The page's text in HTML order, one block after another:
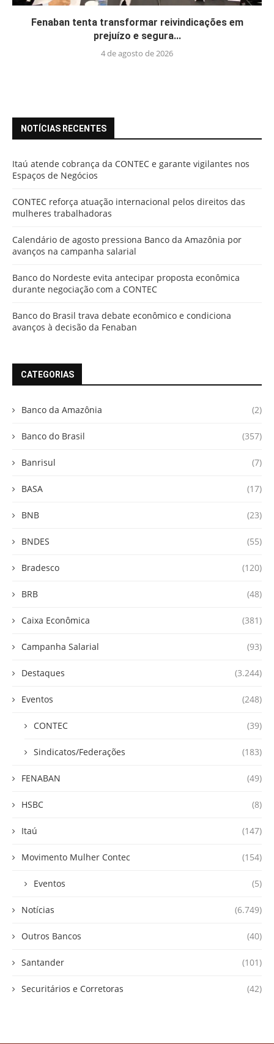
Fenaban tenta transformar reivindicações em
prejuízo e segura...
4 de agosto de 2026
NOTÍCIAS RECENTES
Itaú atende cobrança da CONTEC e garante vigilantes nos
Espaços de Negócios
CONTEC reforça atuação internacional pelos direitos das
mulheres trabalhadoras
Calendário de agosto pressiona Banco da Amazônia por
avanços na campanha salarial
Banco do Nordeste evita antecipar proposta econômica
durante negociação com a CONTEC
Banco do Brasil trava debate econômico e condiciona
avanços à decisão da Fenaban
CATEGORIAS
Banco da Amazônia (2)
Banco do Brasil (357)
Banrisul (7)
BASA (17)
BNB (23)
BNDES (55)
Bradesco (120)
BRB (48)
Caixa Econômica (381)
Campanha Salarial (93)
Destaques (3.244)
Eventos (248)
CONTEC (39)
Sindicatos/Federações (183)
FENABAN (49)
HSBC (8)
Itaú (147)
Movimento Mulher Contec (154)
Eventos (5)
Notícias (6.749)
Outros Bancos (40)
Santander (101)
Securitários e Corretoras (42)